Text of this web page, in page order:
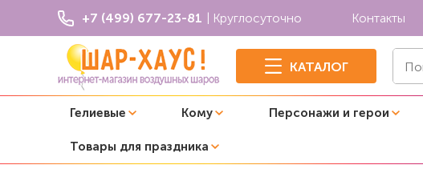
+7 (499) 677-23-81 | Круглосуточно Контакты
КАТАЛОГ
Гелиевые Кому Персонажи и герои
Товары для праздника
1 годик (годовасие)